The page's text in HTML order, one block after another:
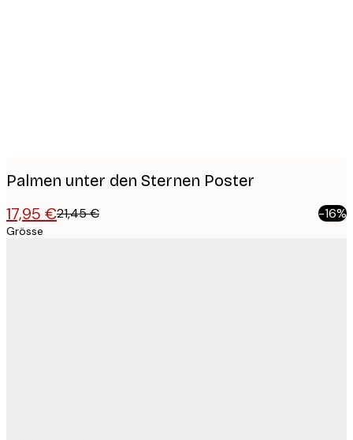
Palmen unter den Sternen Poster
17,95 €21,45 € -16%
Grösse